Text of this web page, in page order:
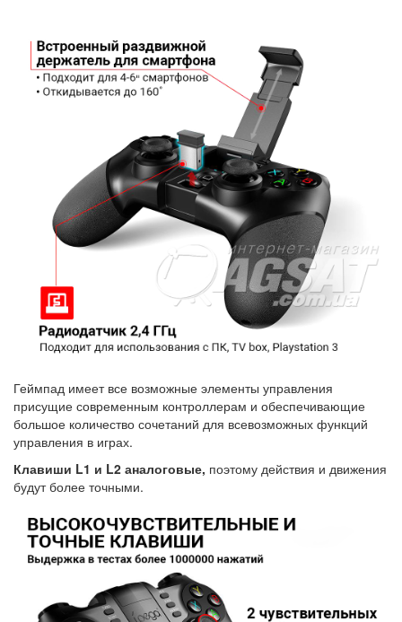
Геймпад имеет все возможные элементы управления
присущие современным контроллерам и обеспечивающие
большое количество сочетаний для всевозможных функций
управления в играх.
Клавиши L1 и L2 аналоговые, поэтому действия и движения
будут более точными.